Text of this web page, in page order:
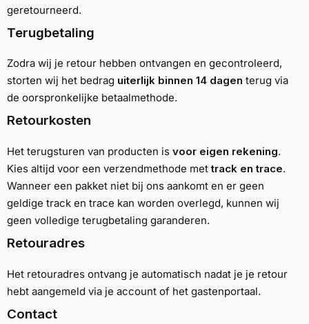
geretourneerd.
Terugbetaling
Zodra wij je retour hebben ontvangen en gecontroleerd,
storten wij het bedrag uiterlijk binnen 14 dagen terug via
de oorspronkelijke betaalmethode.
Retourkosten
Het terugsturen van producten is voor eigen rekening.
Kies altijd voor een verzendmethode mettrack en trace.
Wanneer een pakket niet bij ons aankomt en er geen
geldige track en trace kan worden overlegd, kunnen wij
geen volledige terugbetaling garanderen.
Retouradres
Het retouradres ontvang je automatisch nadat je je retour
hebt aangemeld via je account of het gastenportaal.
Contact